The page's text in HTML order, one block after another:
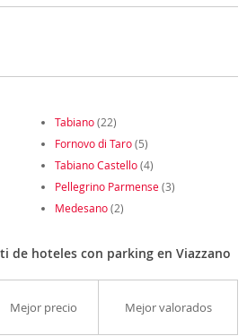
Tabiano(22)
Fornovo di Taro(5)
Tabiano Castello(4)
Pellegrino Parmense(3)
Medesano(2)
de hoteles con parking en Viazzano
Mejor precio Mejor valorados